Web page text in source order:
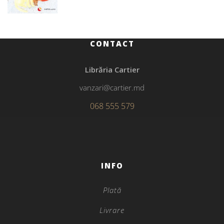
CONTACT
Librăria Cartier
vanzari@cartier.md
068 555 579
INFO
Plată
Livrare